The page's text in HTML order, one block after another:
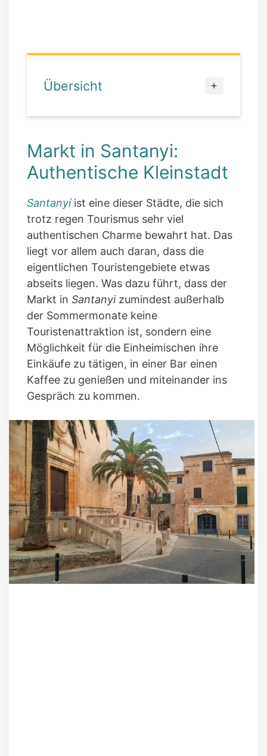
Übersicht
Markt in Santanyi:
Authentische Kleinstadt
Santanyíist eine dieser Städte, die sich
trotz regen Tourismus sehr viel
authentischen Charme bewahrt hat. Das
liegt vor allem auch daran, dass die
eigentlichen Touristengebiete etwas
abseits liegen. Was dazu führt, dass der
Markt in Santanyizumindest außerhalb
der Sommermonate keine
Touristenattraktion ist, sondern eine
Möglichkeit für die Einheimischen ihre
Einkäufe zu tätigen, in einer Bar einen
Kaffee zu genießen und miteinander ins
Gespräch zu kommen.